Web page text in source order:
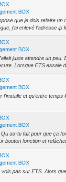
BOX
que je dois refaire un
j'ai enlevé l'adresse ip
BOX
juste attendre un peu.
Lorsque ETS essaie
BOX
et qu'entre
BOX
as-tu fait pour que ça
bouton fonction et
BOX
pas sur ETS. Alors